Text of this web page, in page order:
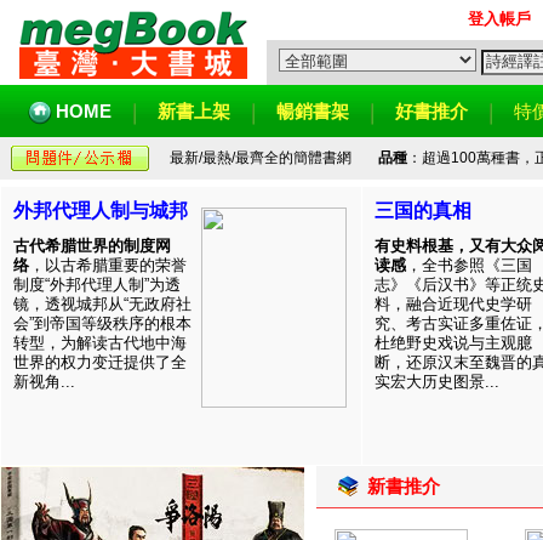
登入帳戶
HOME 新書上架 暢銷書架 好書推介 特
最新/最熱/最齊全的簡體書網 品種：超過100萬種書，
外邦代理人制与城邦
古代希腊世界的制度网
络 ，以古希腊重要的荣誉
制度“外邦代理人制”为透
镜，透视城邦从“无政府社
会”到帝国等级秩序的根本
转型，为解读古代地中海
世界的权力变迁提供了全
新视角...
三国的真相
有史料根基，又有大众
读感 ，全书参照《三国
志》《后汉书》等正统
料，融合近现代史学研
究、考古实证多重佐证
杜绝野史戏说与主观臆
断，还原汉末至魏晋的
实宏大历史图景...
新書推介